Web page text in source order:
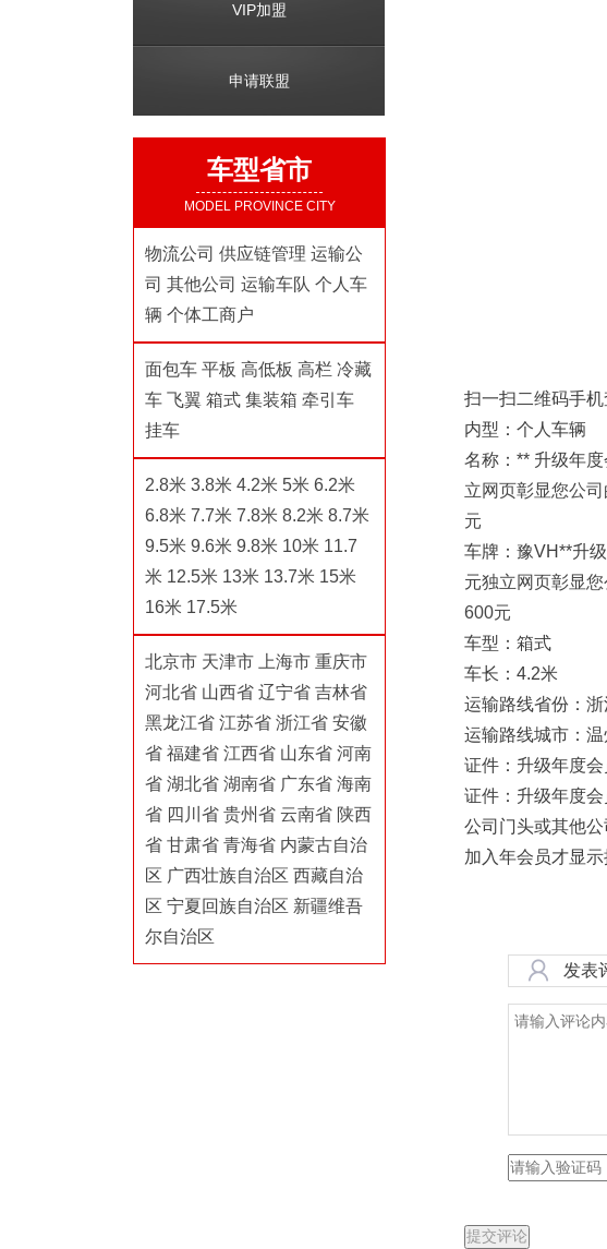
VIP加盟
申请联盟
车型省市
MODEL PROVINCE CITY
物流公司 供应链管理 运输公
司 其他公司 运输车队 个人车
辆 个体工商户
面包车 平板 高低板 高栏 冷藏
车 飞翼 箱式 集装箱 牵引车
挂车
2.8米 3.8米 4.2米 5米 6.2米
6.8米 7.7米 7.8米 8.2米 8.7米
9.5米 9.6米 9.8米 10米 11.7
米 12.5米 13米 13.7米 15米
16米 17.5米
北京市 天津市 上海市 重庆市
河北省 山西省 辽宁省 吉林省
黑龙江省 江苏省 浙江省 安徽
省 福建省 江西省 山东省 河南
省 湖北省 湖南省 广东省 海南
省 四川省 贵州省 云南省 陕西
省 甘肃省 青海省 内蒙古自治
区 广西壮族自治区 西藏自治
区 宁夏回族自治区 新疆维吾
尔自治区
扫一扫二维码手机
内型：个人车辆
名称：** 升级年
立网页彰显您公
元
车牌：豫VH**升
元独立网页彰显
600元
车型：箱式
车长：4.2米
运输路线省份：
运输路线城市：
证件：升级年度
证件：升级年度
公司门头或其他
加入年会员才显
发表